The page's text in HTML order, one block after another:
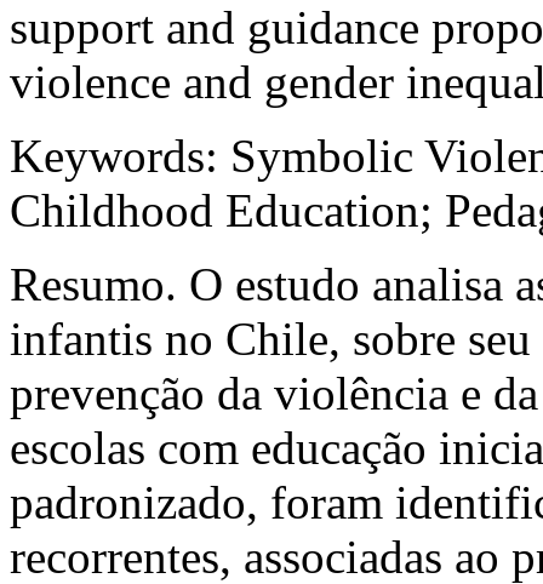
support and guidance
violence and gender
Keywords: Symbolic
Childhood Education;
Resumo. O estudo analisa
infantis no Chile, sobre
prevenção da violência e
escolas com educação
padronizado, foram
recorrentes, associadas ao